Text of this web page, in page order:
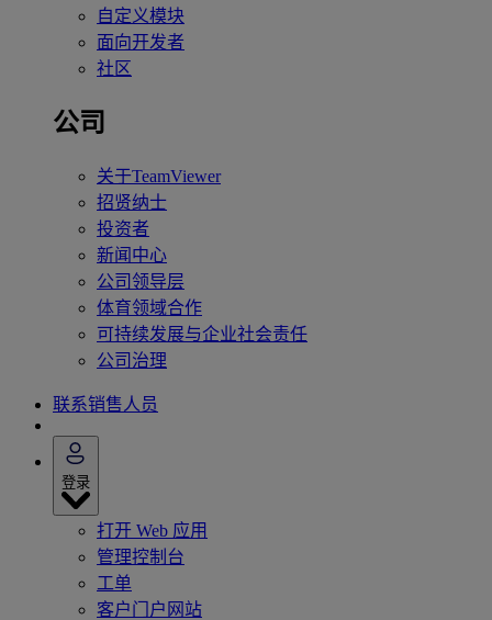
自定义模块
面向开发者
社区
公司
关于TeamViewer
招贤纳士
投资者
新闻中心
公司领导层
体育领域合作
可持续发展与企业社会责任
公司治理
联系销售人员
登录
打开 Web 应用
管理控制台
工单
客户门户网站